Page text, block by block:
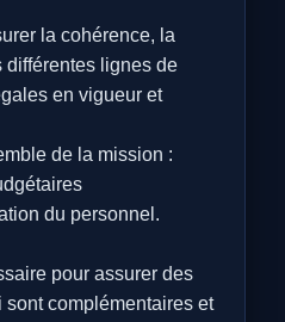
la cohérence, la
différentes lignes de
en vigueur et
de la mission :
du personnel.
pour assurer des
sont complémentaires et